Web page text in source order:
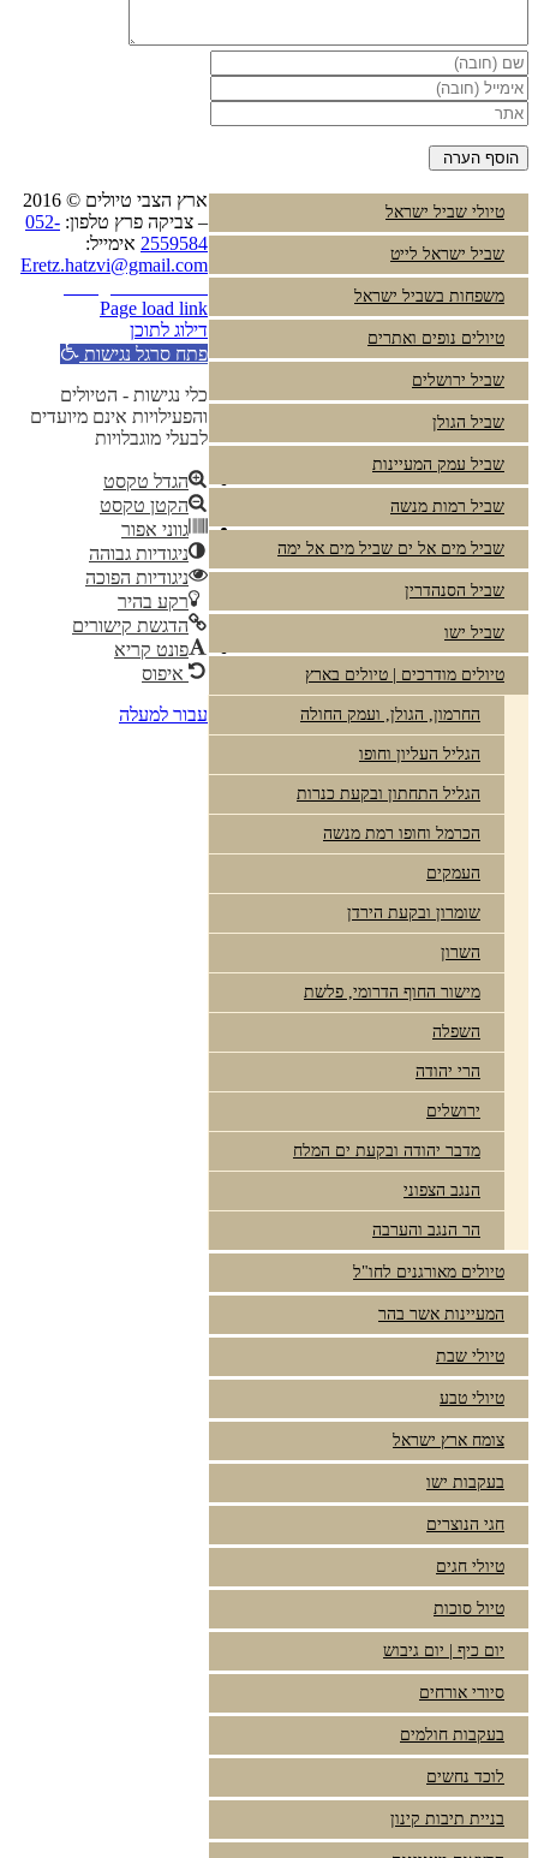
טיולי שביל ישראל
שביל ישראל לייט
משפחות בשביל ישראל
טיולים נופים ואתרים
שביל ירושלים
שביל הגולן
שביל עמק המעיינות
שביל רמות מנשה
שביל מים אל ים שביל מים אל ימה
שביל הסנהדרין
שביל ישו
טיולים מודרכים | טיולים בארץ
החרמון, הגולן, ועמק החולה
הגליל העליון וחופו
הגליל התחתון ובקעת כנרות
הכרמל וחופו רמת מנשה
העמקים
שומרון ובקעת הירדן
השרון
מישור החוף הדרומי, פלשת
השפלה
הרי יהודה
ירושלים
מדבר יהודה ובקעת ים המלח
הנגב הצפוני
הר הנגב והערבה
טיולים מאורגנים לחו"ל
המעיינות אשר בהר
טיולי שבת
טיולי טבע
צומח ארץ ישראל
בעקבות ישו
חגי הנוצרים
טיולי חגים
טיול סוכות
יום כיף | יום גיבוש
סיורי אורחים
בעקבות חולמים
לוכד נחשים
בניית תיבות קינון
ארץ הצבי טיולים © 2016
– צביקה פרץ טלפון: 052-
2559584 אימייל:
Eretz.hatzvi@gmail.com
Page load link
דילוג לתוכן
פתח סרגל נגישות
כלי נגישות - הטיולים
והפעילויות אינם מיועדים
לבעלי מוגבלויות
הגדל טקסט
הקטן טקסט
גווני אפור
ניגודיות גבוהה
ניגודיות הפוכה
רקע בהיר
הדגשת קישורים
פונט קריא
איפוס
עבור למעלה